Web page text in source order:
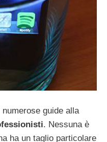
guide alla
. Nessuna è
ha un taglio particolare